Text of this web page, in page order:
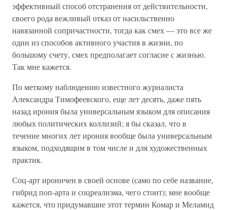
эффективный способ отстранения от действительности,
своего рода вежливый отказ от насильственно
навязанной сопричастности, тогда как смех — это все же
один из способов активного участия в жизни, по
большому счету, смех предполагает согласие с жизнью.
Так мне кажется.
По меткому наблюдению известного журналиста
Александра Тимофеевского, еще лет десять, даже пять
назад ирония была универсальным языком для описания
любых политических коллизий; я бы сказал, что в
течение многих лет ирония вообще была универсальным
языком, подходящим в том числе и для художественных
практик.
Соц-арт ироничен в своей основе (само по себе название,
гибрид поп-арта и соцреализма, чего стоит); мне вообще
кажется, что придумавшие этот термин Комар и Меламид